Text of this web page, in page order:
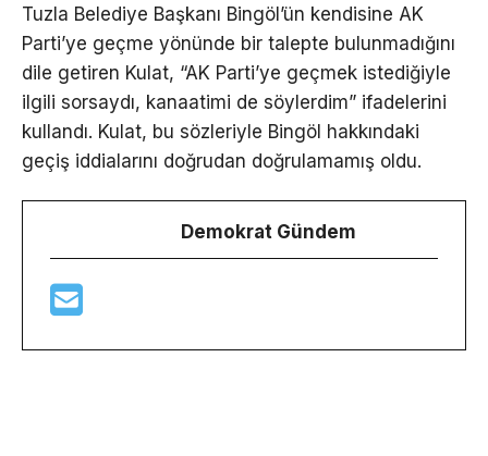
Tuzla Belediye Başkanı Bingöl’ün kendisine AK
Parti’ye geçme yönünde bir talepte bulunmadığını
dile getiren Kulat, “AK Parti’ye geçmek istediğiyle
ilgili sorsaydı, kanaatimi de söylerdim” ifadelerini
kullandı. Kulat, bu sözleriyle Bingöl hakkındaki
geçiş iddialarını doğrudan doğrulamamış oldu.
Demokrat Gündem